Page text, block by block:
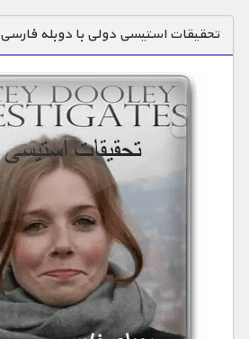
تحقیقات استیسی دولی با دوبله فارسی